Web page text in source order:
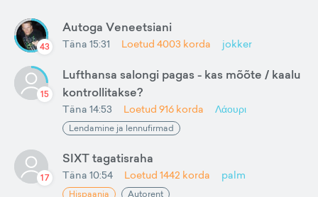
43
Autoga Veneetsiani
Täna 15:31 Loetud 4003 korda jokker
15
Lufthansa salongi pagas - kas mõõte / kaalu
kontrollitakse?
Täna 14:53 Loetud 916 korda Λάουρι
Lendamine ja lennufirmad
17
SIXT tagatisraha
Täna 10:54 Loetud 1442 korda palm
Hispaania Autorent